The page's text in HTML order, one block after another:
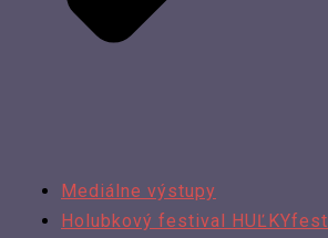
Mediálne výstupy
Holubkový festival HUĽKYfest